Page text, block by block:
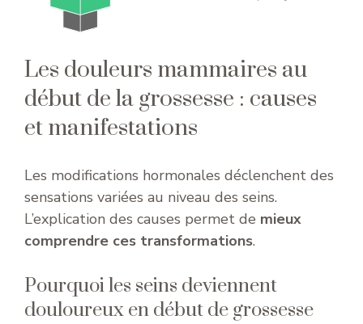
Les douleurs mammaires au
début de la grossesse : causes
et manifestations
Les modifications hormonales déclenchent des
sensations variées au niveau des seins.
L’explication des causes permet de mieux
comprendre ces transformations.
Pourquoi les seins deviennent
douloureux en début de grossesse